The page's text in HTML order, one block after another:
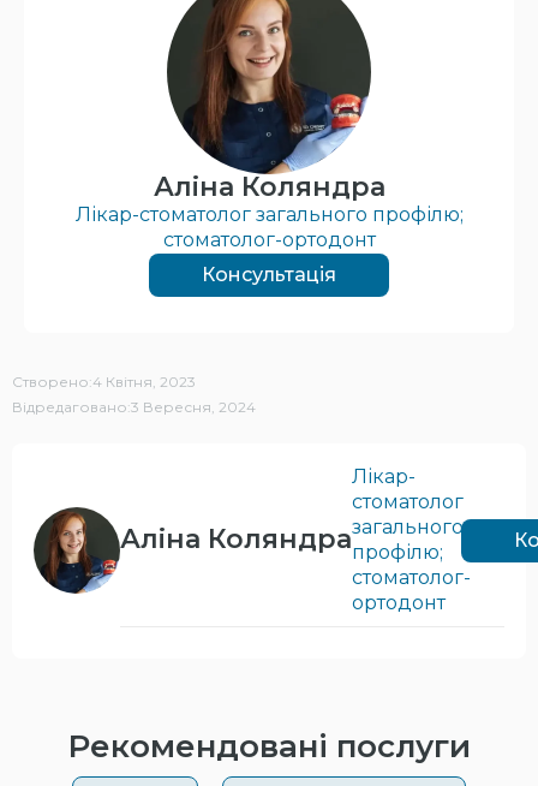
Аліна Коляндра
Лікар-стоматолог загального профілю;
стоматолог-ортодонт
Консультація
Створено:4 Квітня, 2023
Відредаговано:3 Вересня, 2024
Аліна Коляндра
Лікар-
стоматолог
загального
профілю;
стоматолог-
ортодонт
Рекомендовані послуги